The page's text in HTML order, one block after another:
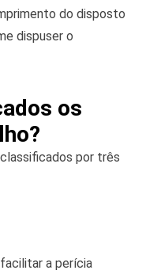
do disposto
dispuser o
os
por três
a perícia